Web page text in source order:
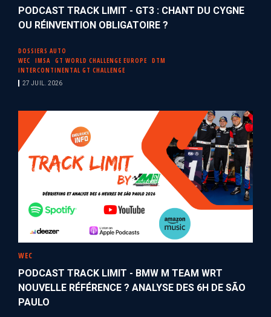
PODCAST TRACK LIMIT - GT3 : CHANT DU CYGNE
OU RÉINVENTION OBLIGATOIRE ?
DOSSIERS AUTO
WEC
IMSA GT WORLD CHALLENGE EUROPE
DTM
INTERCONTINENTAL GT CHALLENGE
27 JUIL. 2026
WEC
PODCAST TRACK LIMIT - BMW M TEAM WRT
NOUVELLE RÉFÉRENCE ? ANALYSE DES 6H DE SÃO
PAULO